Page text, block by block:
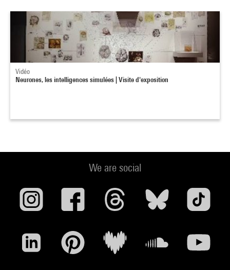
Vidéo
Neurones, les intelligences simulées | Visite d'exposition
We are social